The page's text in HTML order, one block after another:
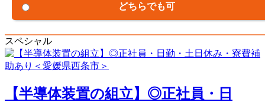
どちらでも可
スペシャル
【半導体装置の組立】◎正社員・日